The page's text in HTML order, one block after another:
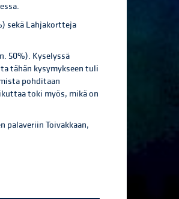
sekä Lahjakortteja
50%). Kyselyssä
tähän kysymykseen tuli
pohditaan
toki myös, mikä on
Toivakkaan,